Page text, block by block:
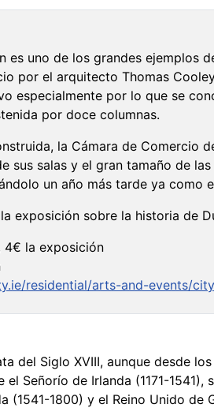
es uno de los grandes ejemplos
por el arquitecto Thomas
especialmente por lo que se
por doce columnas.
la Cámara de Comercio
sus salas y el gran tamaño de
un año más tarde ya
exposición sobre la historia de
4€ la exposición
residential/arts-and-events/
del Siglo XVIII, aunque desde
el Señorío de Irlanda (1171-
(1541-1800) y el Reino Unido de